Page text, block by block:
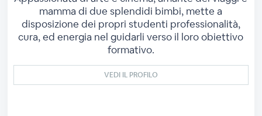
mamma di due splendidi bimbi, mette a
disposizione dei propri studenti professionalità,
cura, ed energia nel guidarli verso il loro obiettivo
formativo.
VEDI IL PROFILO